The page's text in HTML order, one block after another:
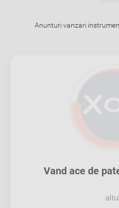
Anunturi vanzari
Vand ace de
altul